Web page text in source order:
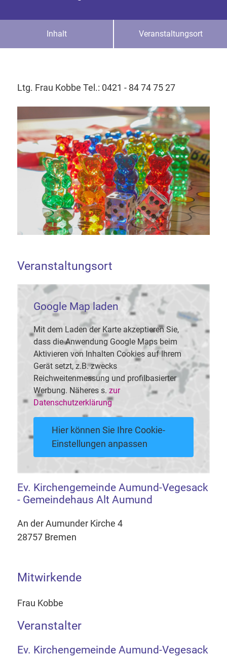
Inhalt Veranstaltungsort
Ltg. Frau Kobbe Tel.: 0421 - 84 74 75 27
Veranstaltungsort
Google Map laden
Mit dem Laden der Karte akzeptieren Sie,
dass die Anwendung Google Maps beim
Aktivieren von Inhalten Cookies auf Ihrem
Gerät setzt, z.B. zwecks
Reichweitenmessung und profilbasierter
Werbung. Näheres s. zur
Datenschutzerklärung
Hier können Sie Ihre Cookie-
Einstellungen anpassen
Ev. Kirchengemeinde Aumund-Vegesack
- Gemeindehaus Alt Aumund
An der Aumunder Kirche 4
28757 Bremen
Mitwirkende
Frau Kobbe
Veranstalter
Ev. Kirchengemeinde Aumund-Vegesack